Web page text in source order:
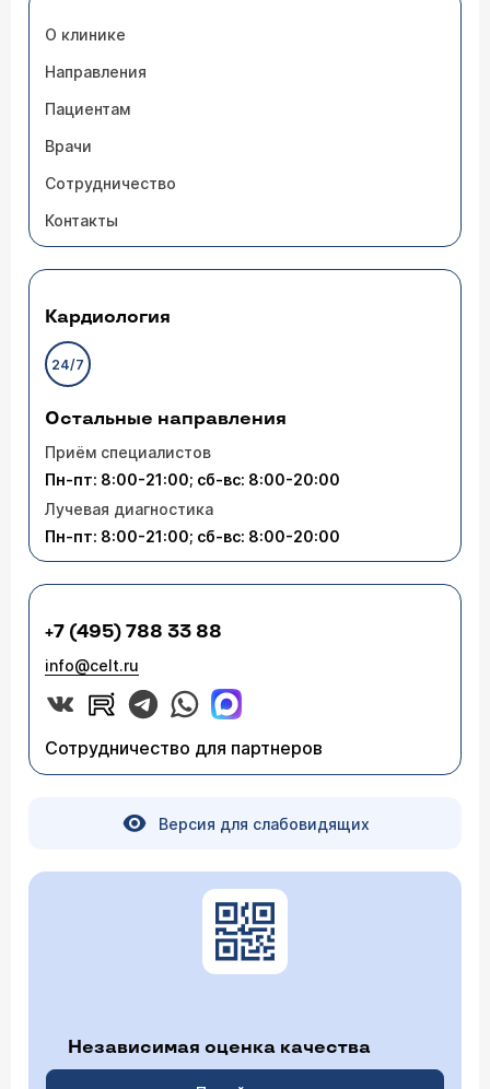
О клинике
Направления
Пациентам
Врачи
Сотрудничество
Контакты
Кардиология
24/7
Остальные направления
Приём специалистов
Пн-пт: 8:00-21:00; сб-вс: 8:00-20:00
Лучевая диагностика
Пн-пт: 8:00-21:00; сб-вс: 8:00-20:00
+7 (495) 788 33 88
info@celt.ru
Сотрудничество для партнеров
Версия для слабовидящих
Независимая оценка качества